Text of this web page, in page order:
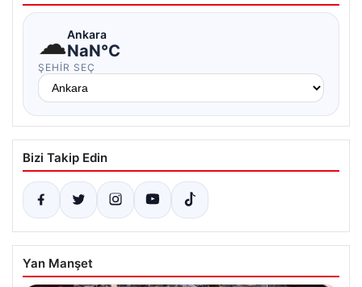
☁Ankara
NaN°C
ŞEHIR SEÇ
Bizi Takip Edin
Yan Manşet